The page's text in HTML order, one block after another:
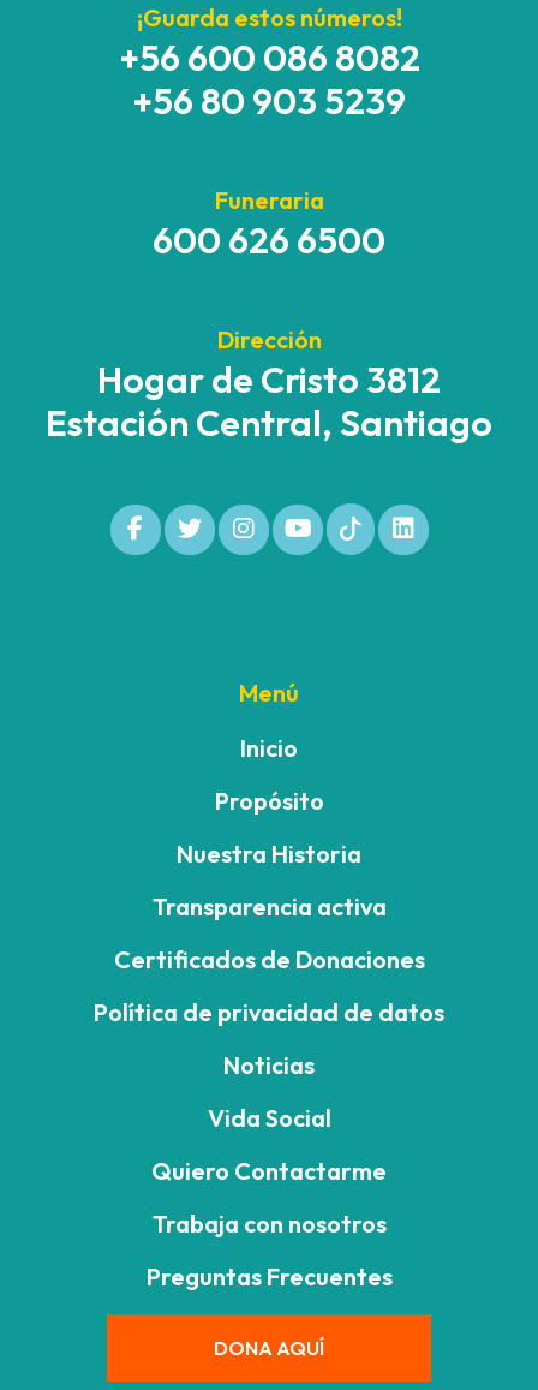
¡Guarda estos números!
+56 600 086 8082
+56 80 903 5239
Funeraria
600 626 6500
Dirección
Hogar de Cristo 3812
Estación Central, Santiago
Menú
Inicio
Propósito
Nuestra Historia
Transparencia activa
Certificados de Donaciones
Política de privacidad de datos
Noticias
Vida Social
Quiero Contactarme
Trabaja con nosotros
Preguntas Frecuentes
DONA AQUÍ